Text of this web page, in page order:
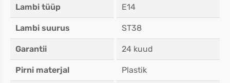
Lambi tüüp E14
Lambi suurus ST38
Garantii 24 kuud
Pirni materjal Plastik